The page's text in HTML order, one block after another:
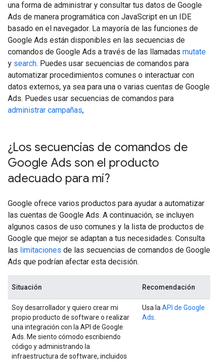
una forma de administrar y consultar tus datos de Google
Ads de manera programática con JavaScript en un IDE
basado en el navegador. La mayoría de las funciones de
Google Ads están disponibles en las secuencias de
comandos de Google Ads a través de las llamadas mutate
y search. Puedes usar secuencias de comandos para
automatizar procedimientos comunes o interactuar con
datos externos, ya sea para una o varias cuentas de Google
Ads. Puedes usar secuencias de comandos para
administrar campañas,
¿Los secuencias de comandos de
Google Ads son el producto
adecuado para mí?
Google ofrece varios productos para ayudar a automatizar
las cuentas de Google Ads. A continuación, se incluyen
algunos casos de uso comunes y la lista de productos de
Google que mejor se adaptan a tus necesidades. Consulta
las limitaciones de las secuencias de comandos de Google
Ads que podrían afectar esta decisión.
Situación Recomendación
Soy desarrollador y quiero crear mi
propio producto de software o realizar
una integración con la API de Google
Ads. Me siento cómodo escribiendo
código y administrando la
infraestructura de software, incluidos
Usa la API de Google
Ads